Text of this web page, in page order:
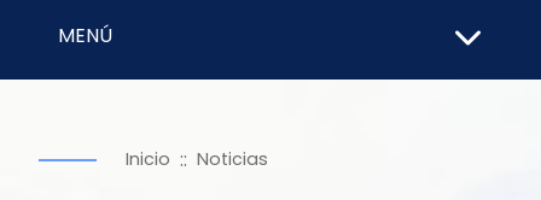
MENÚ
Inicio :: Noticias